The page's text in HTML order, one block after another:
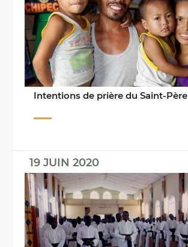
Intentions de prière du Saint-Père
19 JUIN 2020